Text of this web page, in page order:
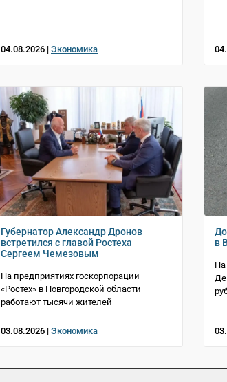
04.08.2026 | Экономика
Губернатор Александр Дронов
встретился с главой Ростеха
Сергеем Чемезовым
На предприятиях госкорпорации
«Ростех» в Новгородской области
работают тысячи жителей
03.08.2026 | Экономика
в
На